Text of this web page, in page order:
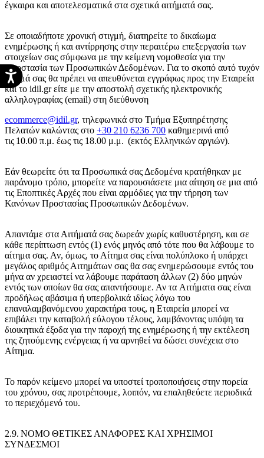
έγκαιρα και αποτελεσματικά στα σχετικά αιτήματά σας.
Σε οποιαδήποτε χρονική στιγμή, διατηρείτε το δικαίωμα
ενημέρωσης ή και αντίρρησης στην περαιτέρω επεξεργασία των
στοιχείων σας σύμφωνα με την κείμενη νομοθεσία για την
Προστασία των Προσωπικών Δεδομένων. Για το σκοπό αυτό τυχόν
αίτημά σας θα πρέπει να απευθύνεται εγγράφως προς την Εταιρεία
και το idil.gr είτε με την αποστολή σχετικής ηλεκτρονικής
αλληλογραφίας (email) στη διεύθυνση
ecommerce@idil.gr, τηλεφωνικά στο Τμήμα Εξυπηρέτησης
Πελατών καλώντας στο +30 210 6236 700 καθημερινά από
τις 10.00 π.μ. έως τις 18.00 μ.μ. (εκτός Ελληνικών αργιών).
Εάν θεωρείτε ότι τα Προσωπικά σας Δεδομένα κρατήθηκαν με
παράνομο τρόπο, μπορείτε να παρουσιάσετε μια αίτηση σε μια από
τις Εποπτικές Αρχές που είναι αρμόδιες για την τήρηση των
Κανόνων Προστασίας Προσωπικών Δεδομένων.
Απαντάμε στα Αιτήματά σας δωρεάν χωρίς καθυστέρηση, και σε
κάθε περίπτωση εντός (1) ενός μηνός από τότε που θα λάβουμε το
αίτημα σας. Αν, όμως, το Αίτημα σας είναι πολύπλοκο ή υπάρχει
μεγάλος αριθμός Αιτημάτων σας θα σας ενημερώσουμε εντός του
μήνα αν χρειαστεί να λάβουμε παράταση άλλων (2) δύο μηνών
εντός των οποίων θα σας απαντήσουμε. Αν τα Αιτήματα σας είναι
προδήλως αβάσιμα ή υπερβολικά ιδίως λόγω του
επαναλαμβανόμενου χαρακτήρα τους, η Εταιρεία μπορεί να
επιβάλει την καταβολή εύλογου τέλους, λαμβάνοντας υπόψη τα
διοικητικά έξοδα για την παροχή της ενημέρωσης ή την εκτέλεση
της ζητούμενης ενέργειας ή να αρνηθεί να δώσει συνέχεια στο
Αίτημα.
Το παρόν κείμενο μπορεί να υποστεί τροποποιήσεις στην πορεία
του χρόνου, σας προτρέπουμε, λοιπόν, να επαληθεύετε περιοδικά
το περιεχόμενό του.
2.9. NOMO ΘΕΤΙΚΕΣ ΑΝΑΦΟΡΕΣ ΚΑΙ ΧΡΗΣΙΜΟΙ
ΣΥΝΔΕΣΜΟΙ